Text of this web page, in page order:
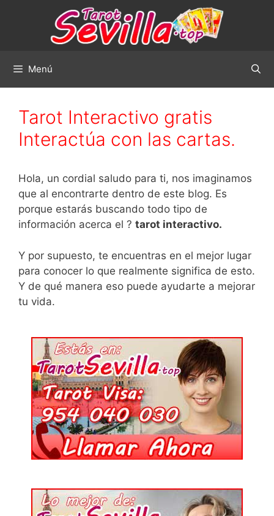
Menú
Tarot Interactivo gratis
Interactúa con las cartas.
Hola, un cordial saludo para ti, nos imaginamos
que al encontrarte dentro de este blog. Es
porque estarás buscando todo tipo de
información acerca el ? tarot interactivo.
Y por supuesto, te encuentras en el mejor lugar
para conocer lo que realmente significa de esto.
Y de qué manera eso puede ayudarte a mejorar
tu vida.